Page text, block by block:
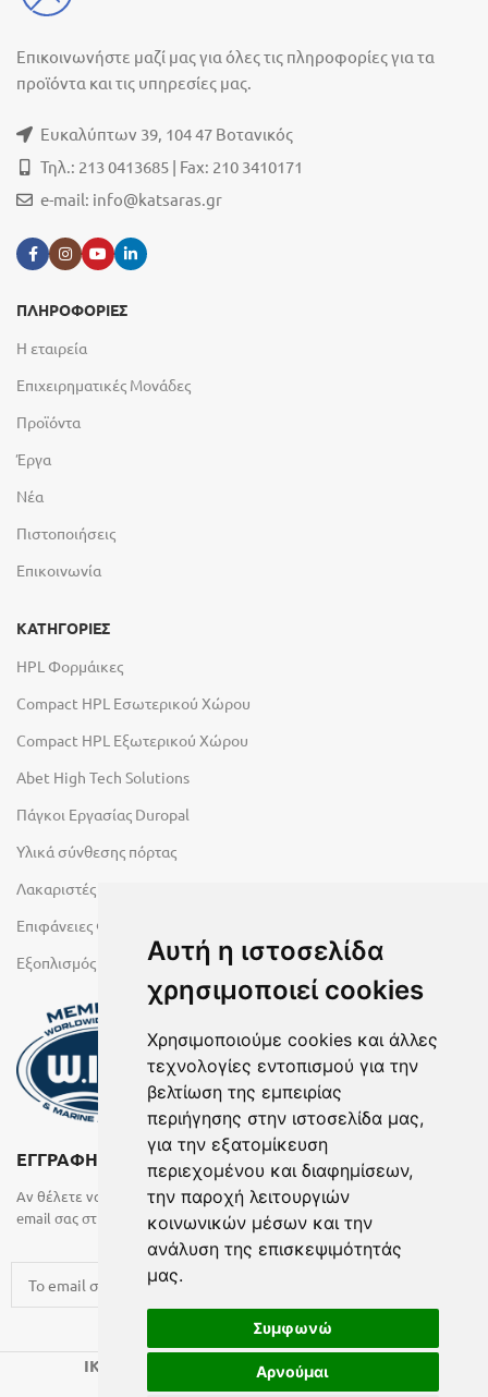
Αυτή η ιστοσελίδα
χρησιμοποιεί cookies
Χρησιμοποιούμε cookies και άλλες
τεχνολογίες εντοπισμού για την
βελτίωση της εμπειρίας
περιήγησης στην ιστοσελίδα μας,
για την εξατομίκευση
περιεχομένου και διαφημίσεων,
την παροχή λειτουργιών
κοινωνικών μέσων και την
ανάλυση της επισκεψιμότητάς
μας.
Συμφωνώ
Αρνούμαι
Επικοινωνήστε μαζί μας για όλες τις πληροφορίες για τα
προϊόντα και τις υπηρεσίες μας.
Ευκαλύπτων 39, 104 47 Βοτανικός
Τηλ.: 213 0413685 | Fax: 210 3410171
e-mail: info@katsaras.gr
ΠΛΗΡΟΦΟΡΙΕΣ
Η εταιρεία
Επιχειρηματικές Μονάδες
Προϊόντα
Έργα
Νέα
Πιστοποιήσεις
Επικοινωνία
ΚΑΤΗΓΟΡΙΕΣ
HPL Φορμάικες
Compact HPL Εσωτερικού Χώρου
Compact HPL Εξωτερικού Χώρου
Abet High Tech Solutions
Πάγκοι Εργασίας Duropal
Υλικά σύνθεσης πόρτας
Λακαριστές επιφάνειες Primeboard
Επιφάνειες Φυσικών Πετρωμάτων
Εξοπλισμός Υγρών Χώρων
ΕΓΓΡΑΦΗ ΣΤΟ NEWSLETTER
Αν θέλετε να λαμβάνετε ενημερωτικά email συμπληρώστε το
email σας στην παρακάτω φόρμα
IK KATSARAS 2024 CREATED BY